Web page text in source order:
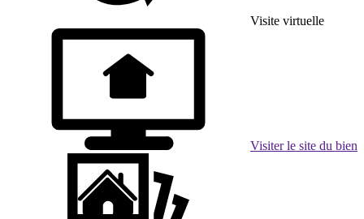
Visite virtuelle
Visiter le site du bien